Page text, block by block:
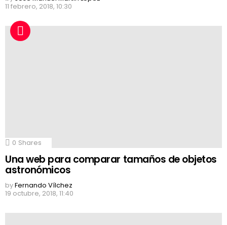
11 febrero, 2018, 10:30
0 Shares
Una web para comparar tamaños de objetos
astronómicos
byFernando Vílchez
19 octubre, 2018, 11:40